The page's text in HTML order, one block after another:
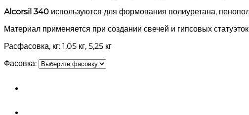
Alcorsil 340 используются для формования полиуретана,
Материал применяется при создании свечей и гипсовых
Расфасовка, кг: 1,05 кг, 5,25 кг
Фасовка: